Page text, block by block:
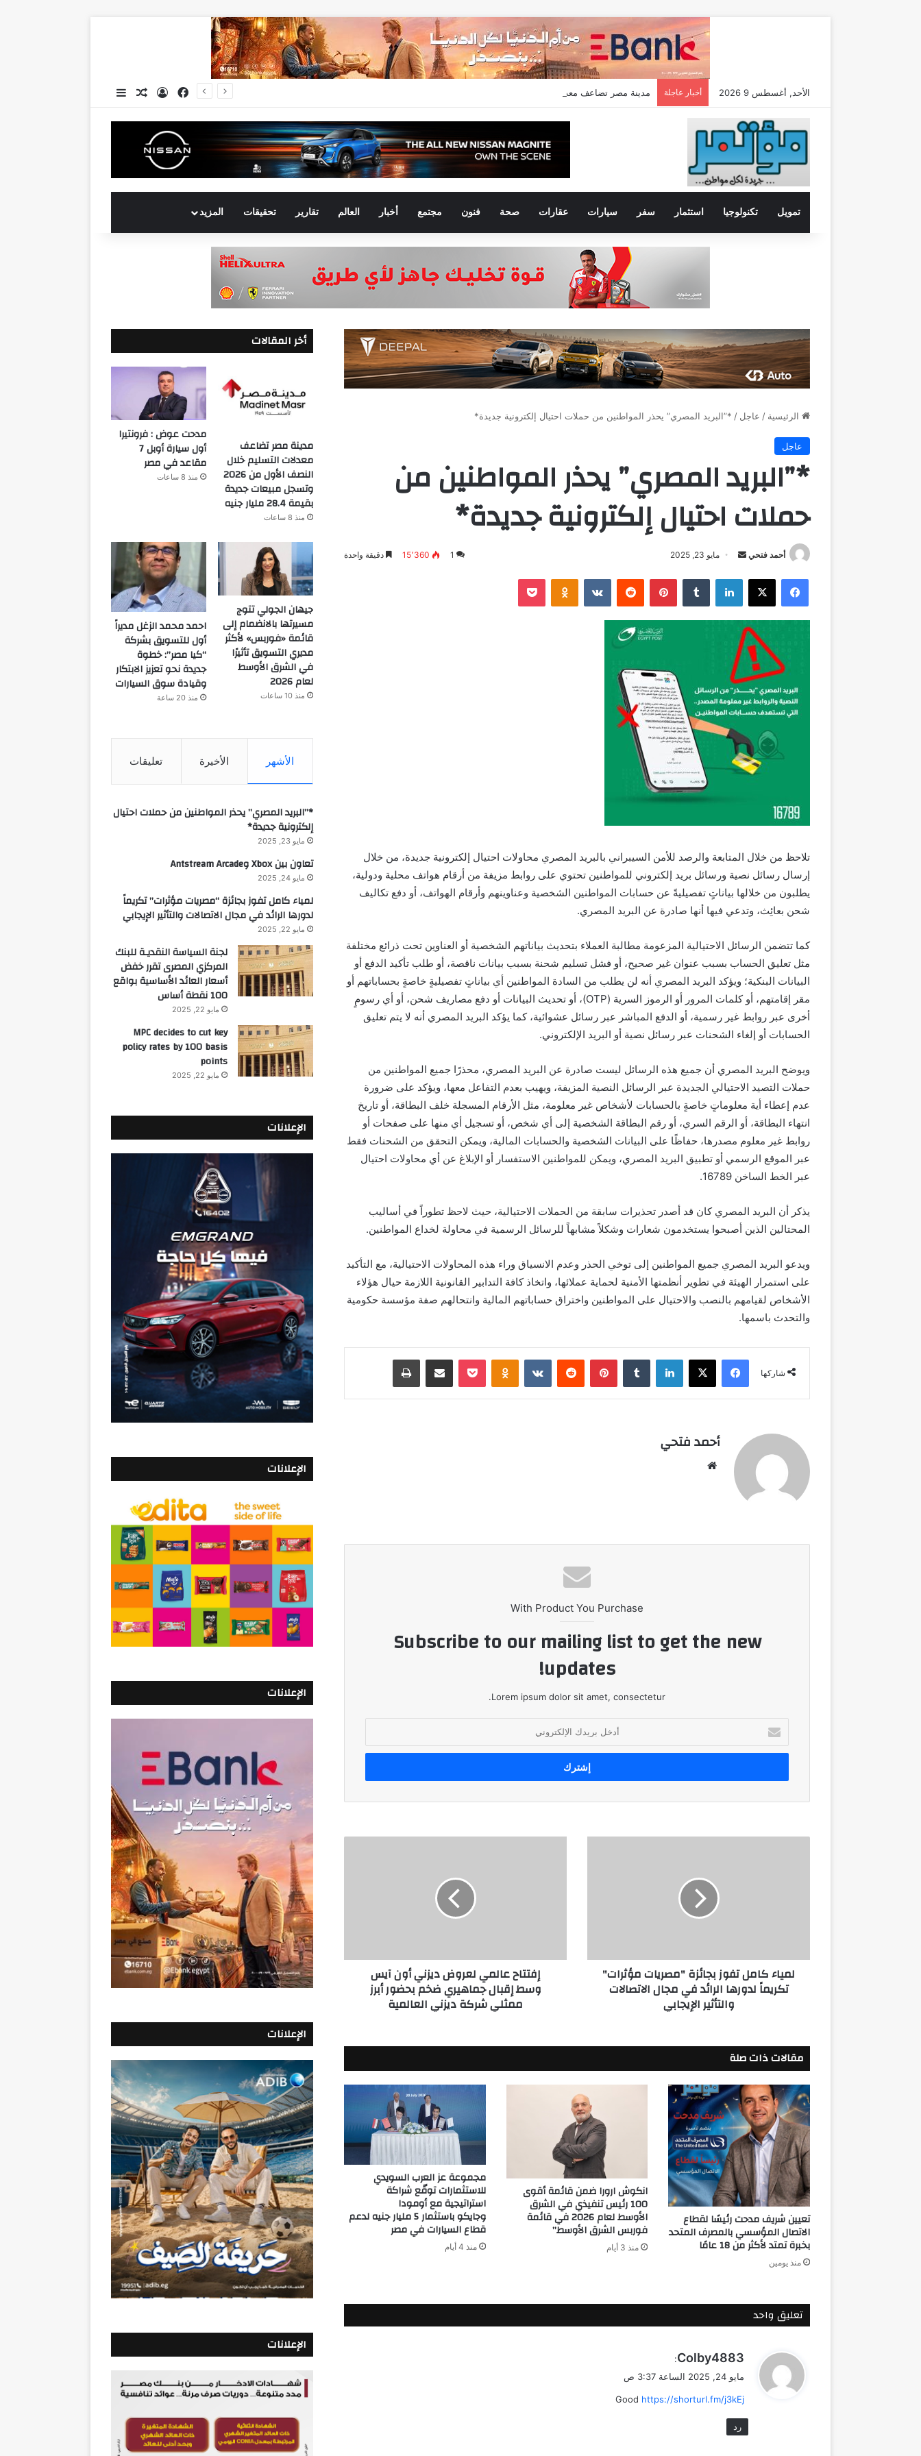
الأحد, أغسطس 9 2026 أخبار عاجلة مدينة مصر تضاعف معدلات التسليم خلال النصف الأول من 2026 وتسجل مبيعات جديدة بقيمة 28.4 مليار جنيه فيسبوكتسجيل الدخول
مقال عشوائي
إضافة عمود جانبي
تمويل تكنولوجيا استثمار سفر سيارات عقارات صحة فنون مجتمع أخبار العالم تقارير تحقيقات المزيد
الرئيسية / عاجل / *”البريد المصري” يحذر المواطنين من حملات احتيال إلكترونية جديدة*
عاجل
*”البريد المصري” يحذر المواطنين من
حملات احتيال إلكترونية جديدة*
أحمد فتحي
أرسل
إلكترونيا
مايو 23, 2025 1 15٬360 دقيقة واحدة
فيسبوك ‫X لينكدإن بينتيريست Odnoklassniki
‫Pocket
تلاحظ من خلال المتابعة والرصد للأمن السيبراني بالبريد المصري محاولات احتيال إلكترونية جديدة، من خلال
إرسال رسائل نصية ورسائل بريد إلكتروني للمواطنين تحتوي على روابط مزيفة من أرقام هواتف محلية ودولية،
يطلبون من خلالها بياناتٍ تفصيليةً عن حسابات المواطنين الشخصية وعناوينهم وأرقام الهواتف، أو دفع تكاليف
شحن بعائِث، وتدعي فيها أنها صادرة عن البريد المصري.
كما تتضمن الرسائل الاحتيالية المزعومة مطالبة العملاء بتحديث بياناتهم الشخصية أو العناوين تحت ذرائع مختلفة
مثل تعليق الحساب بسبب عنوان غير صحيح، أو فشل تسليم شحنة بسبب بيانات ناقصة، أو طلب تأكيد الدفع أو
البيانات البنكية؛ ويؤكد البريد المصري أنه لن يطلب من السادة المواطنين أي بياناتٍ تفصيليةٍ خاصةٍ بحساباتهم أو
مقر إقامتهم، أو كلمات المرور أو الرموز السرية (OTP)، أو تحديث البيانات أو دفع مصاريف شحن، أو أي رسومٍ
أخرى عبر روابط غير رسمية، أو الدفع المباشر عبر رسائل عشوائية، كما يؤكد البريد المصري أنه لا يتم تعليق
الحسابات أو إلغاء الشحنات عبر رسائل نصية أو البريد الإلكتروني.
ويوضح البريد المصري أن جميع هذه الرسائل ليست صادرة عن البريد المصري، محذرًا جميع المواطنين من
حملات التصيد الاحتيالي الجديدة عبر الرسائل النصية المزيفة، ويهيب بعدم التفاعل معها، ويؤكد على ضرورة
عدم إعطاء أية معلوماتٍ خاصةٍ بالحسابات لأشخاص غير معلومة، مثل الأرقام المسجلة خلف البطاقة، أو تاريخ
انتهاء البطاقة، أو الرقم السري، أو رقم البطاقة الشخصية إلى أي شخص، أو تسجيل أي منها على صفحات أو
روابط غير معلوم مصدرها، حفاظًا على البيانات الشخصية والحسابات المالية، ويمكن التحقق من الشحنات فقط
عبر الموقع الرسمي أو تطبيق البريد المصري، ويمكن للمواطنين الاستفسار أو الإبلاغ عن أي محاولات احتيال
عبر الخط الساخن 16789.
يذكر أن البريد المصري كان قد أصدر تحذيرات سابقة من الحملات الاحتيالية، حيث لاحظ تطوراً في أساليب
المحتالين الذين أصبحوا يستخدمون شعارات وشكلاً مشابهاً للرسائل الرسمية في محاولة لخداع المواطنين.
ويدعو البريد المصري جميع المواطنين إلى توخي الحذر وعدم الانسياق وراء هذه المحاولات الاحتيالية، مع التأكيد
على استمرار الهيئة في تطوير أنظمتها الأمنية لحماية عملائها، واتخاذ كافة التدابير القانونية اللازمة حيال هؤلاء
الأشخاص لقيامهم بالنصب والاحتيال على المواطنين واختراق حساباتهم المالية وانتحالهم صفة مؤسسة حكومية
والتحدث باسمها.
شاركها
فيسبوك ‫X لينكدإن بينتيريست Odnoklassniki
‫Pocket مشاركة عبر البريد طباعة
أحمد فتحي
With Product You Purchase
Subscribe to our mailing list to get the new
updates!
Lorem ipsum dolor sit amet, consectetur.
بريدك
الإلكتروني
الرائد
لمياء كامل تفوز بجائزة "مصريات مؤثرات"
تكريماً لدورها الرائد في مجال الاتصالات
والتأثير الإيجابي
جماهيري
ديزني
إفتتاح عالمي لعروض ديزني أون آيس
وسط إقبال جماهيري ضخم بحضور أبرز
ممثلي شركة ديزني العالمية
مقالات ذات صلة
تعيين شريف مدحت رئيسًا لقطاع
الاتصال المؤسسي بالمصرف المتحد
بخبرة تمتد لأكثر من 18 عامًا
منذ يومين
انكوش ارورا ضمن قائمة أقوى
100 رئيس تنفيذي في الشرق
الأوسط لعام 2026 في قائمة
فوربس الشرق الأوسط”
منذ 3 أيام
مجموعة عز العرب السويدي
للاستثمارات توقّع شراكة
استراتيجية مع أومودا
وجايكو باستثمار 5 مليار جنيه لدعم
قطاع السيارات في مصر
منذ 4 أيام
تعليق واحد
ي
ل
Colby4883
:
مايو 24, 2025 الساعة 3:37 ص
Good https://shorturl.fm/j3kEj
رد
أخر المقالات
مدينة مصر تضاعف
معدلات التسليم خلال
النصف الأول من 2026
وتسجل مبيعات جديدة
بقيمة 28.4 مليار جنيه
منذ 8 ساعات
مدحت عوض : فرونتيرا
أول سيارة أوبل 7
مقاعد في مصر
منذ 8 ساعات
جيهان الجولي تتوج
مسيرتها بالانضمام إلى
قائمة «فوربس» لأكثر
مديري التسويق تأثيرًا
في الشرق الأوسط
لعام 2026
منذ 10 ساعات
احمد محمد الزغل مديراً
أول للتسويق بشركة
“كيا مصر”: خطوة
جديدة نحو تعزيز الابتكار
وقيادة سوق السيارات
منذ 20 ساعة
الأشهر الأخيرة تعليقات
*”البريد المصري” يحذر المواطنين من حملات احتيال
إلكترونية جديدة*
مايو 23, 2025
تعاون بين Xbox وAntstream Arcade
مايو 24, 2025
لمياء كامل تفوز بجائزة “مصريات مؤثرات” تكريماً
لدورها الرائد في مجال الاتصالات والتأثير الإيجابي
مايو 22, 2025
لجنة السياسة النقديـة للبنك
المركزي المصرى تقرر خفض
أسعار العائد الأساسية بواقع
100 نقطة أساس
مايو 22, 2025
MPC decides to cut key
policy rates by 100 basis
points
مايو 22, 2025
الإعلانات
الإعلانات
الإعلانات
الإعلانات
الإعلانات